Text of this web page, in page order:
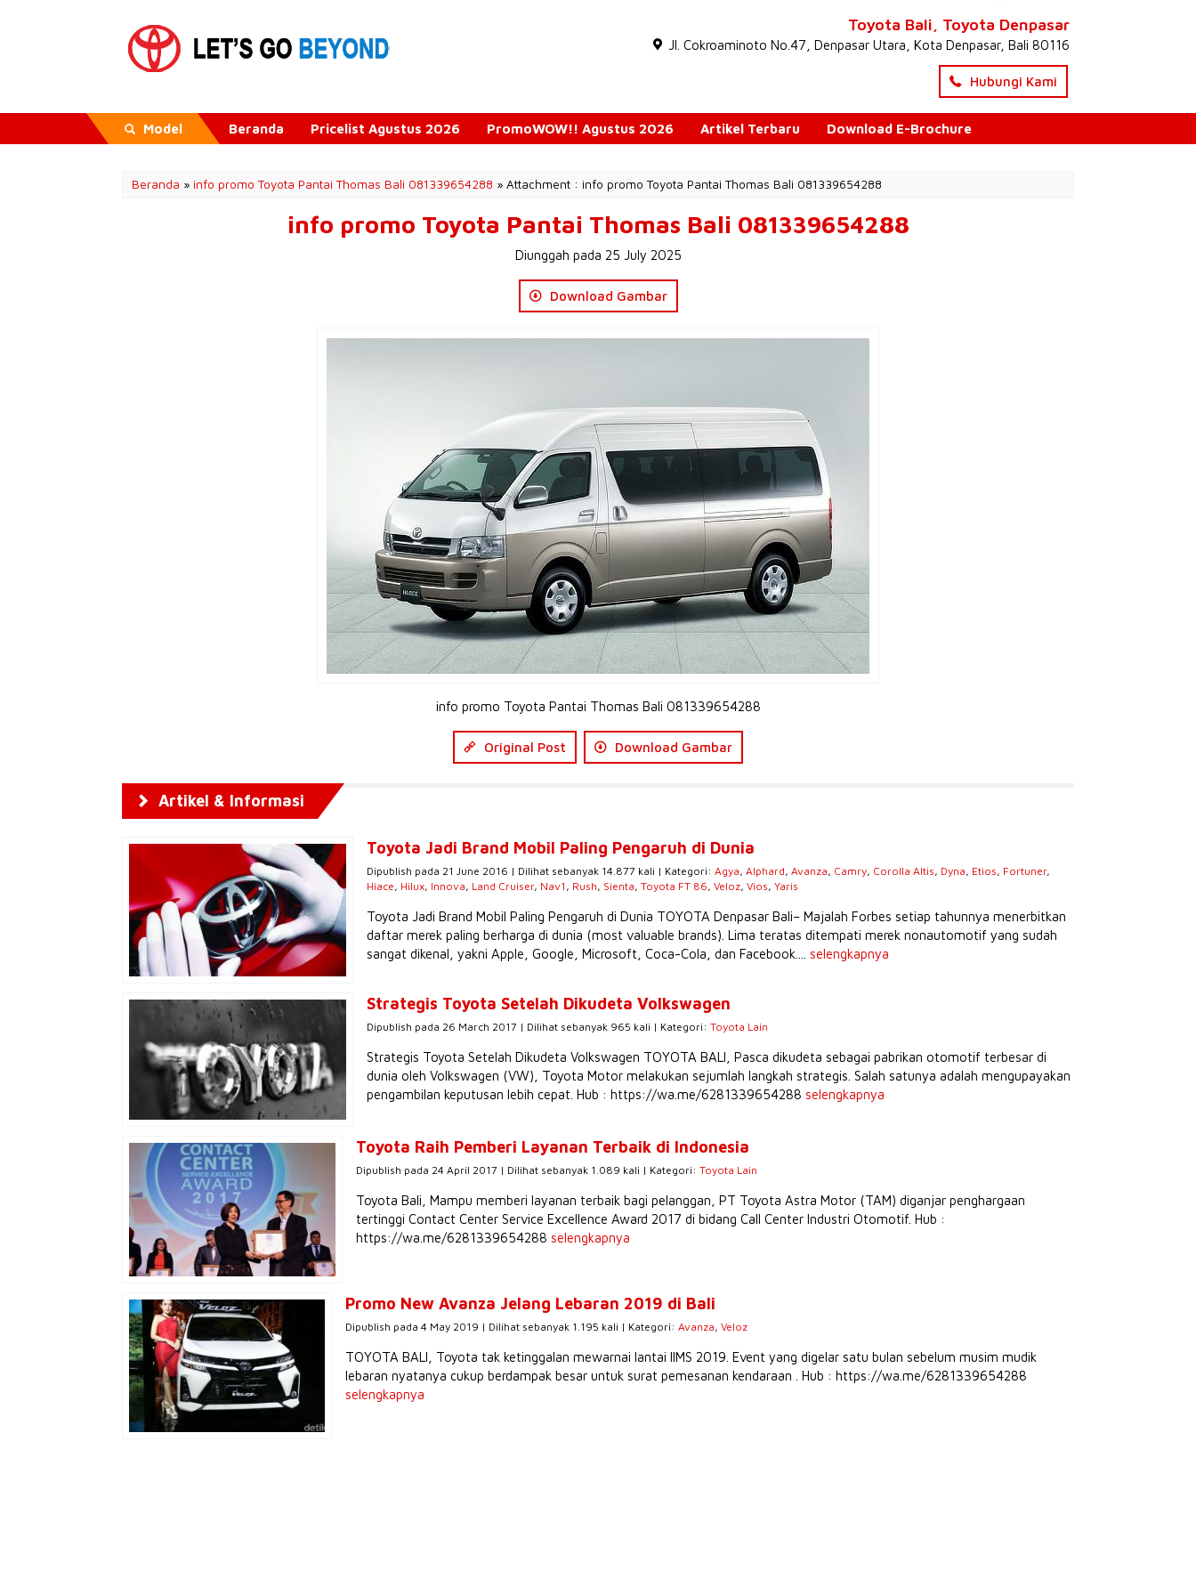
Toyota Bali, Toyota Denpasar
Jl. Cokroaminoto No.47, Denpasar Utara, Kota Denpasar, Bali 80116
Hubungi Kami
Model Beranda Pricelist Agustus 2026 PromoWOW!! Agustus 2026 Artikel Terbaru Download E-Brochure
Beranda » info promo Toyota Pantai Thomas Bali 081339654288 » Attachment : info promo Toyota Pantai Thomas Bali 081339654288
info promo Toyota Pantai Thomas Bali 081339654288
Diunggah pada 25 July 2025
Download Gambar
info promo Toyota Pantai Thomas Bali 081339654288
Original Post Download Gambar
Artikel & Informasi
Toyota Jadi Brand Mobil Paling Pengaruh di Dunia
Dipublish pada 21 June 2016 | Dilihat sebanyak 14.877 kali | Kategori: Agya, Alphard, Avanza, Camry, Corolla Altis, Dyna, Etios, Fortuner,
Hiace, Hilux, Innova, Land Cruiser, Nav1 , Rush, Sienta, Toyota FT 86, Veloz, Vios, Yaris
Toyota Jadi Brand Mobil Paling Pengaruh di Dunia TOYOTA Denpasar Bali– Majalah Forbes setiap tahunnya menerbitkan
daftar merek paling berharga di dunia (most valuable brands). Lima teratas ditempati merek nonautomotif yang sudah
sangat dikenal, yakni Apple, Google, Microsoft, Coca-Cola, dan Facebook.... selengkapnya
Strategis Toyota Setelah Dikudeta Volkswagen
Dipublish pada 26 March 2017 | Dilihat sebanyak 965 kali | Kategori: Toyota Lain
Strategis Toyota Setelah Dikudeta Volkswagen TOYOTA BALI, Pasca dikudeta sebagai pabrikan otomotif terbesar di
dunia oleh Volkswagen (VW), Toyota Motor melakukan sejumlah langkah strategis. Salah satunya adalah mengupayakan
pengambilan keputusan lebih cepat. Hub : https://wa.me/6281339654288 selengkapnya
Toyota Raih Pemberi Layanan Terbaik di Indonesia
Dipublish pada 24 April 2017 | Dilihat sebanyak 1.089 kali | Kategori: Toyota Lain
Toyota Bali, Mampu memberi layanan terbaik bagi pelanggan, PT Toyota Astra Motor (TAM) diganjar penghargaan
tertinggi Contact Center Service Excellence Award 2017 di bidang Call Center Industri Otomotif. Hub :
https://wa.me/6281339654288 selengkapnya
Promo New Avanza Jelang Lebaran 2019 di Bali
Dipublish pada 4 May 2019 | Dilihat sebanyak 1.195 kali | Kategori: Avanza, Veloz
TOYOTA BALI, Toyota tak ketinggalan mewarnai lantai IIMS 2019. Event yang digelar satu bulan sebelum musim mudik
lebaran nyatanya cukup berdampak besar untuk surat pemesanan kendaraan . Hub : https://wa.me/6281339654288
selengkapnya